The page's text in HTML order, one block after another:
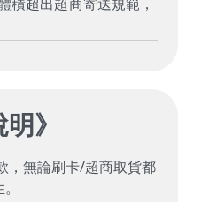
明》
，無論刷卡/超商取貨都